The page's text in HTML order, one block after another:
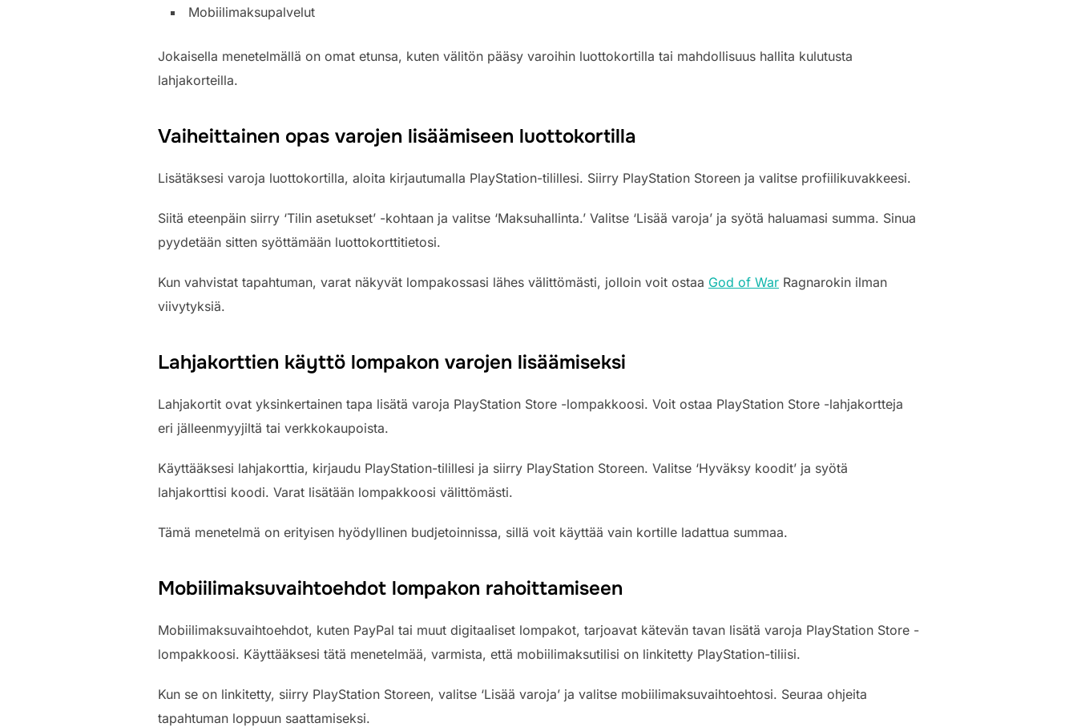
Mobiilimaksupalvelut
Jokaisella menetelmällä on omat etunsa, kuten välitön pääsy varoihin luottokortilla tai mahdollisuus hallita kulutusta
lahjakorteilla.
Vaiheittainen opas varojen lisäämiseen luottokortilla
Lisätäksesi varoja luottokortilla, aloita kirjautumalla PlayStation-tilillesi. Siirry PlayStation Storeen ja valitse profiilikuvakkeesi.
Siitä eteenpäin siirry ‘Tilin asetukset’ -kohtaan ja valitse ‘Maksuhallinta.’ Valitse ‘Lisää varoja’ ja syötä haluamasi summa. Sinua
pyydetään sitten syöttämään luottokorttitietosi.
Kun vahvistat tapahtuman, varat näkyvät lompakossasi lähes välittömästi, jolloin voit ostaa God of War Ragnarokin ilman
viivytyksiä.
Lahjakorttien käyttö lompakon varojen lisäämiseksi
Lahjakortit ovat yksinkertainen tapa lisätä varoja PlayStation Store -lompakkoosi. Voit ostaa PlayStation Store -lahjakortteja
eri jälleenmyyjiltä tai verkkokaupoista.
Käyttääksesi lahjakorttia, kirjaudu PlayStation-tilillesi ja siirry PlayStation Storeen. Valitse ‘Hyväksy koodit’ ja syötä
lahjakorttisi koodi. Varat lisätään lompakkoosi välittömästi.
Tämä menetelmä on erityisen hyödyllinen budjetoinnissa, sillä voit käyttää vain kortille ladattua summaa.
Mobiilimaksuvaihtoehdot lompakon rahoittamiseen
Mobiilimaksuvaihtoehdot, kuten PayPal tai muut digitaaliset lompakot, tarjoavat kätevän tavan lisätä varoja PlayStation Store -
lompakkoosi. Käyttääksesi tätä menetelmää, varmista, että mobiilimaksutilisi on linkitetty PlayStation-tiliisi.
Kun se on linkitetty, siirry PlayStation Storeen, valitse ‘Lisää varoja’ ja valitse mobiilimaksuvaihtoehtosi. Seuraa ohjeita
tapahtuman loppuun saattamiseksi.